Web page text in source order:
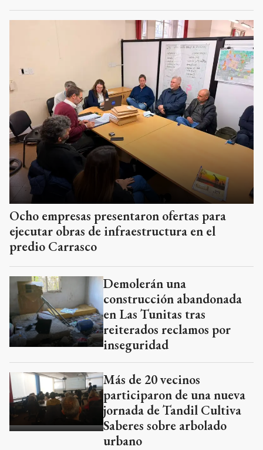
Ocho empresas presentaron ofertas para
ejecutar obras de infraestructura en el
predio Carrasco
Demolerán una
construcción abandonada
en Las Tunitas tras
reiterados reclamos por
inseguridad
Más de 20 vecinos
participaron de una nueva
jornada de Tandil Cultiva
Saberes sobre arbolado
urbano